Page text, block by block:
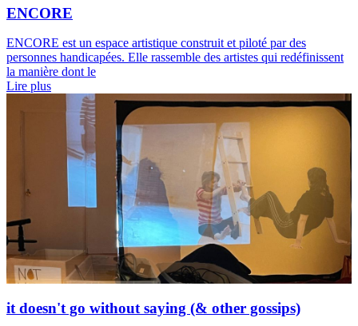
ENCORE
ENCORE est un espace artistique construit et piloté par des
personnes handicapées. Elle rassemble des artistes qui redéfinissent
la manière dont le
Lire plus
it doesn't go without saying (& other gossips)